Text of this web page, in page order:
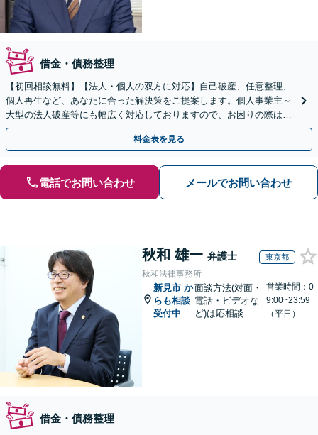
借金・債務整理
【初回相談無料】【法人・個人の双方に対応】自己破産、任意整理、
個人再生など、あなたに合った解決策をご提案します。個人事業主～
大型の法人破産等にも幅広く対応しておりますので、お困りの際はご
相談ください。新たなスタートを丁寧に支援いたします。
料金表を見る
電話でお問い合わせ メールでお問い合わせ
秋和 雄一 弁護士 東京都
秋和法律事務所
新見市 か
らも相談
受付中
面談方法(対面・
電話・ビデオな
ど)は応相談
営業時間：0
9:00~23:59
（平日）
借金・債務整理